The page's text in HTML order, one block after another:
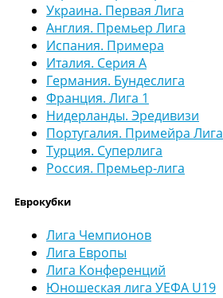
Украина. Первая Лига
Англия. Премьер Лига
Испания. Примера
Италия. Серия А
Германия. Бундеслига
Франция. Лига 1
Нидерланды. Эредивизи
Португалия. Примейра Лига
Турция. Суперлига
Россия. Премьер-лига
Еврокубки
Лига Чемпионов
Лига Европы
Лига Конференций
Юношеская лига УЕФА U19